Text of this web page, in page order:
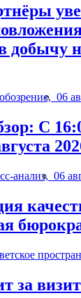
добычу
06
С
анализ, 06
за